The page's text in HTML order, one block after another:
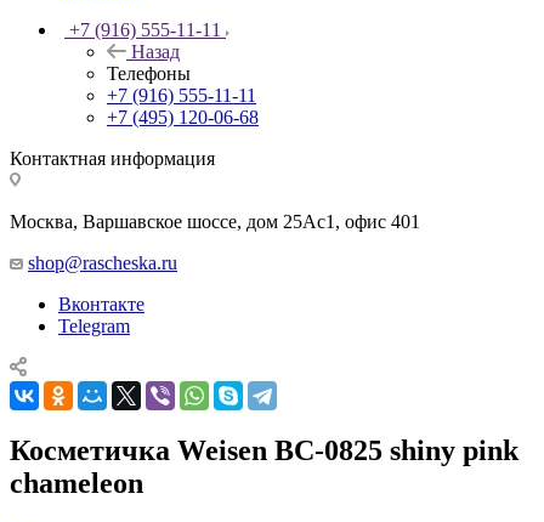
+7 (916) 555-11-11
Назад
Телефоны
+7 (916) 555-11-11
+7 (495) 120-06-68
Контактная информация
Москва, Варшавское шоссе, дом 25Аc1, офис 401
shop@rascheska.ru
Вконтакте
Telegram
Косметичка Weisen BC-0825 shiny pink
chameleon